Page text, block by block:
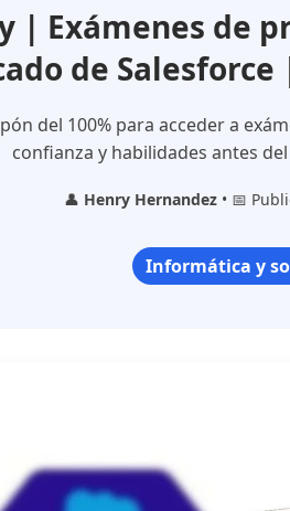
| Exámenes de
de Salesforce
del 100% para acceder a
confianza y habilidades antes
👤 Henry Hernandez • 📅
Informática y